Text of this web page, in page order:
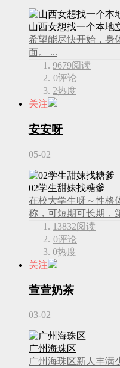
山西女想找一个本地
希望能尽快开始，身
面。 ...
9679阅读
0评论
2热度
关注
安安呀
05-02
02学生甜妹找糖爹
在校大学生呀～性格
称，可短期可长期，
13832阅读
0评论
0热度
关注
萱萱奶茶
03-02
广州海珠区
广州海珠区新人丰满